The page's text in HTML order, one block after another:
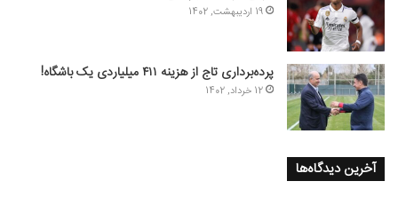
19 اردیبهشت, 1402
پرده‌برداری تاج از هزینه ۴۱۱ میلیاردی یک باشگاه!
12 خرداد, 1402
آخرین دیدگاه‌ها